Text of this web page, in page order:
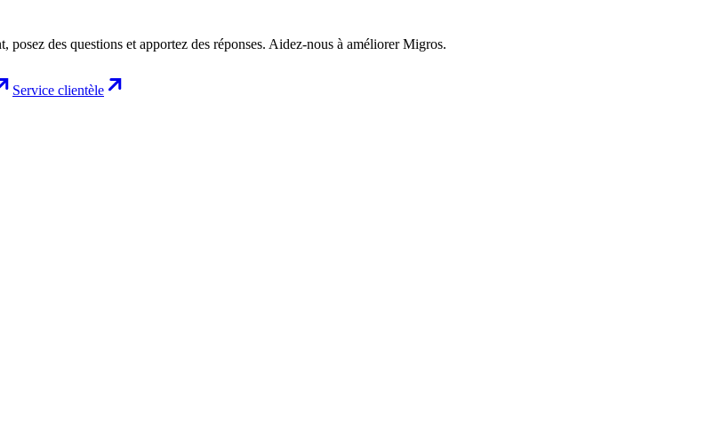
des questions et apportez des réponses. Aidez-nous à améliorer Migros.
Service clientèle